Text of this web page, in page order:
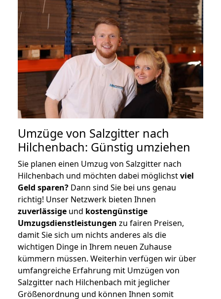
Umzüge von Salzgitter nach
Hilchenbach: Günstig umziehen
Sie planen einen Umzug von Salzgitter nach
Hilchenbach und möchten dabei möglichstviel
Geld sparen? Dann sind Sie bei uns genau
richtig! Unser Netzwerk bieten Ihnen
zuverlässige und kostengünstige
Umzugsdienstleistungen zu fairen Preisen,
damit Sie sich um nichts anderes als die
wichtigen Dinge in Ihrem neuen Zuhause
kümmern müssen. Weiterhin verfügen wir über
umfangreiche Erfahrung mit Umzügen von
Salzgitter nach Hilchenbach mit jeglicher
Größenordnung und können Ihnen somit